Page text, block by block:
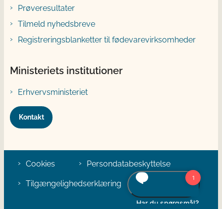
Prøveresultater
Tilmeld nyhedsbreve
Registreringsblanketter til fødevarevirksomheder
Ministeriets institutioner
Erhvervsministeriet
Kontakt
Cookies Persondatabeskyttelse
Tilgængelighedserklæring